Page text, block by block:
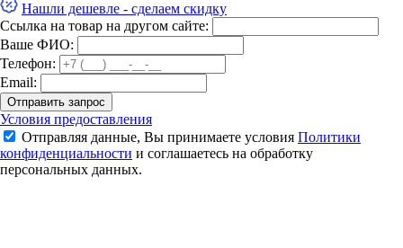
Тренировочная ракетка для бадминтона Yonex Isometric TR-1
9 990 ₽
Нашли дешевле - сделаем скидку
Ссылка на товар на другом сайте:
Ваше ФИО:
Телефон:
Email:
Отправить запрос
Условия предоставления
Отправляя данные, Вы принимаете условия Политики
конфиденциальности и соглашаетесь на обработку
персональных данных.